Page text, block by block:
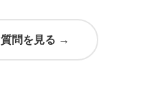
問を見る →